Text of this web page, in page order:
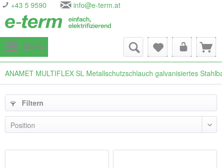
+43 5 9590 info@e-term.at
Menü
ANAMET MULTIFLEX SL Metallschutzschlauch galvanisiertes
Filtern